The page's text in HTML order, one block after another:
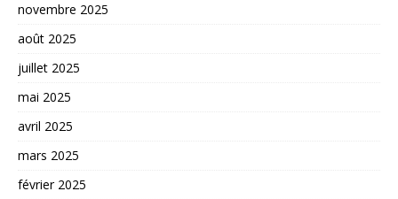
novembre 2025
août 2025
juillet 2025
mai 2025
avril 2025
mars 2025
février 2025